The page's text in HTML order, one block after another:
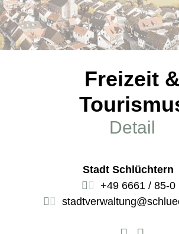
Freizeit &
Detail
Stadt Schlüchtern
+49 6661 / 85-0